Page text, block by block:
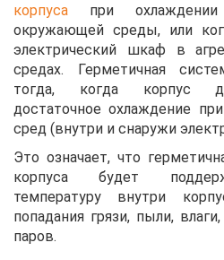
корпуса при
окружающей среды, или
электрический шкаф в
средах. Герметичная
тогда, когда корпус
достаточное охлаждение
сред (внутри и снаружи
Это означает, что
корпуса будет
температуру внутри
попадания грязи, пыли,
паров.